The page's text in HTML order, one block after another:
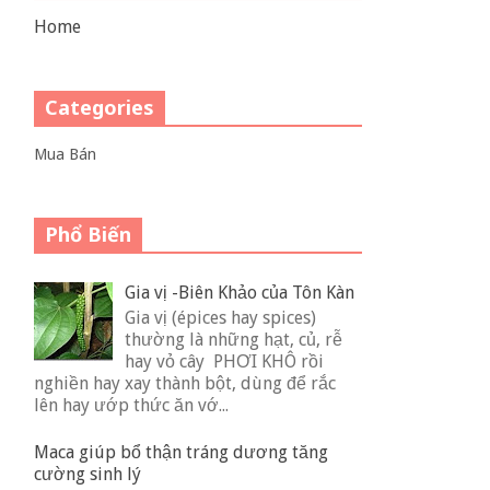
Home
Categories
Mua Bán
Phổ Biến
Gia vị -Biên Khảo của Tôn Kàn
Gia vị (épices hay spices)
thường là những hạt, củ, rễ
hay vỏ cây PHƠI KHÔ rồi
nghiền hay xay thành bột, dùng để rắc
lên hay ướp thức ăn vớ...
Maca giúp bổ thận tráng dương tăng
cường sinh lý